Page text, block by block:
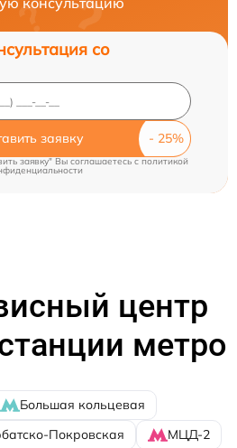
со
заявку
заявку" Вы соглашаетесь c политикой
центр
метро
Большая кольцевая
Покровская
МЦД-2